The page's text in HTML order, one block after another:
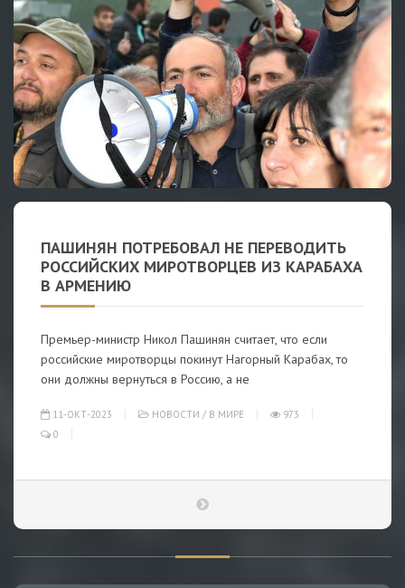
ПАШИНЯН ПОТРЕБОВАЛ НЕ ПЕРЕВОДИТЬ
РОССИЙСКИХ МИРОТВОРЦЕВ ИЗ КАРАБАХА
В АРМЕНИЮ
Премьер-министр Никол Пашинян считает, что если
российские миротворцы покинут Нагорный Карабах, то
они должны вернуться в Россию, а не
11-ОКТ-2023 НОВОСТИ / В МИРЕ
973
0